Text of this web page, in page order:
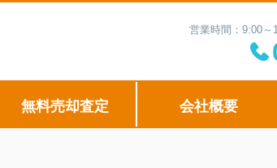
営業時間：9:00
無料売却査定 会社概要